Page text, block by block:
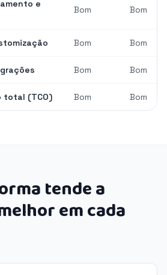
e
Bom Bom
Bom Bom
Bom Bom
total (TCO) Bom Bom
tende a
em cada